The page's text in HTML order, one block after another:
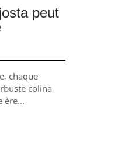
peut
chaque
colina
ère…